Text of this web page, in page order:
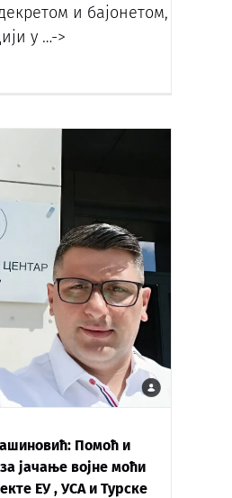
и бајонетом,
у …->
Помоћ и
јачање војне моћи
ЕУ , УСА и Турске